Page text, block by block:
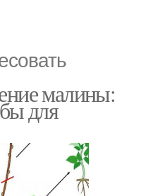
малины:
для